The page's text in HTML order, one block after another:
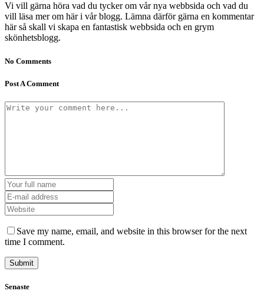
Vi vill gärna höra vad du tycker om vår nya webbsida och vad du
vill läsa mer om här i vår blogg. Lämna därför gärna en kommentar
här så skall vi skapa en fantastisk webbsida och en grym
skönhetsblogg.
No Comments
Post A Comment
Save my name, email, and website in this browser for the next
time I comment.
Senaste